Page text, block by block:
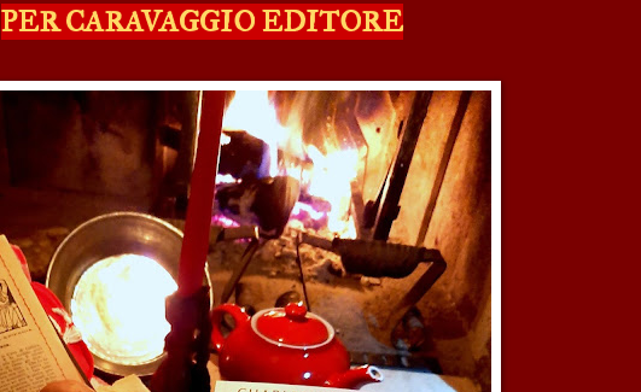
PER CARAVAGGIO EDITORE